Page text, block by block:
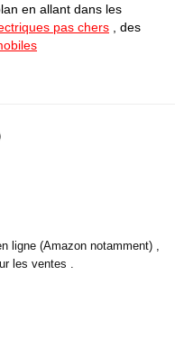
en allant dans les
pas chers , des
ligne (Amazon notamment) ,
les ventes .